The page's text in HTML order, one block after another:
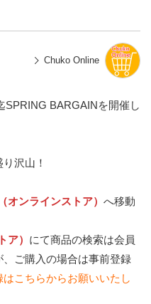
Chuko Online
SPRING BARGAINを開催し
沢山！
ンラインストア） へ移動
） にて商品の検索は会員
ご購入の場合は事前登録
はこちらからお願いいたし